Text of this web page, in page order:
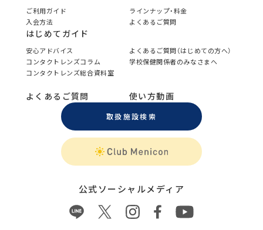
ご利用ガイド
ラインナップ・料金
入会方法
よくあるご質問
はじめてガイド
安心アドバイス
よくあるご質問（はじめての方へ）
コンタクトレンズコラム
学校保健関係者のみなさまへ
コンタクトレンズ総合資料室
よくあるご質問 使い方動画
取扱施設検索
公式ソーシャルメディア